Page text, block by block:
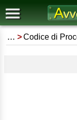
… Codice di